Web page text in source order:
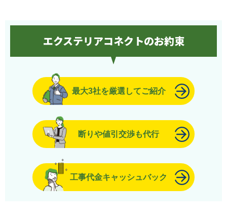
エクステリアコネクトのお約束
最大3社を厳選してご紹介
断りや値引交渉も代行
工事代金キャッシュバック